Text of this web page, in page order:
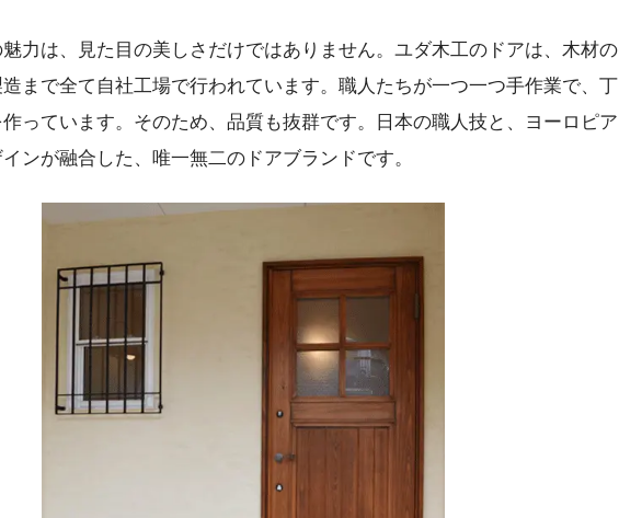
力は、見た目の美しさだけではありません。ユダ木工のドアは、木材の
まで全て自社工場で行われています。職人たちが一つ一つ手作業で、丁
っています。そのため、品質も抜群です。日本の職人技と、ヨーロピア
ンが融合した、唯一無二のドアブランドです。